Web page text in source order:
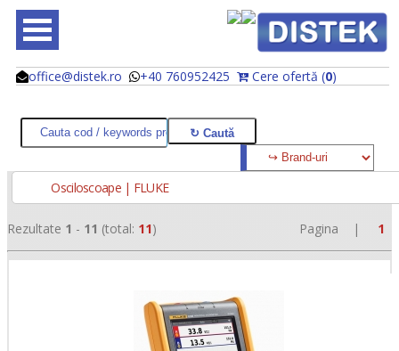
office@distek.ro +40 760952425 Cere ofertă (0)
@
@
Osciloscoape | FLUKE
Rezultate 1 - 11 (total: 11) Pagina | 1